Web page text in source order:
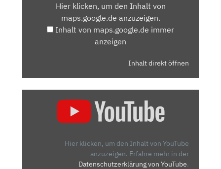
MAPS.GOOGLE.DEHier klicken, um den Inhalt von
maps.google.de anzuzeigen.
Inhalt von maps.google.de immer
anzeigen
Inhalt direkt öffnen
Hier klicken, um den Inhalt von YouTube
anzuzeigen. Erfahre mehr in der
Datenschutzerklärung von YouTube.